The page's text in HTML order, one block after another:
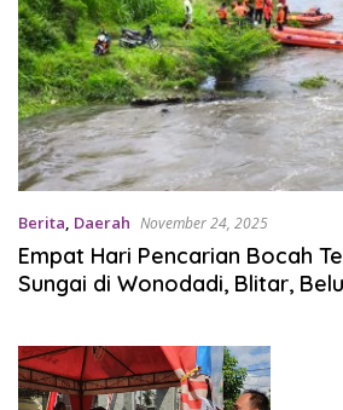
Berita, Daerah November 24, 2025
Empat Hari Pencarian Bocah
Sungai di Wonodadi, Blitar,